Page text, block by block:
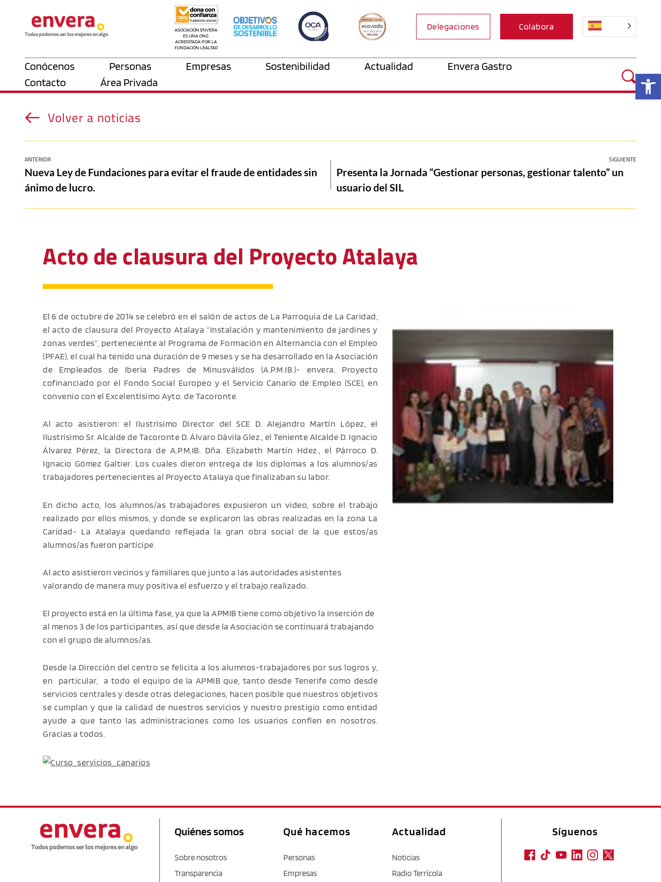
ASOCIACIÓN ENVERA
ES UNA ONG
ACREDITADA POR LA
FUNDACIÓN LEALTAD
Delegaciones Colabora
Conócenos Personas Empresas Sostenibilidad Actualidad
Envera Gastro
Contacto
Área Privada
Volver a noticias
ANTERIOR SIGUIENTE
Nueva Ley de Fundaciones para evitar el fraude de entidades sin
ánimo de lucro.
Presenta la Jornada “Gestionar personas, gestionar talento” un
usuario del SIL
Acto de clausura del Proyecto Atalaya
El 6 de octubre de 2014 se celebró en el salón de actos de La Parroquia de La Caridad,
el acto de clausura del Proyecto Atalaya “Instalación y mantenimiento de jardines y
zonas verdes”, perteneciente al Programa de Formación en Alternancia con el Empleo
(PFAE), el cual ha tenido una duración de 9 meses y se ha desarrollado en la Asociación
de Empleados de Iberia Padres de Minusválidos (A.P.M.IB.)- envera. Proyecto
cofinanciado por el Fondo Social Europeo y el Servicio Canario de Empleo (SCE), en
convenio con el Excelentísimo Ayto. de Tacoronte.
Al acto asistieron: el Ilustrísimo Director del SCE D. Alejandro Martín López, el
Ilustrísimo Sr. Alcalde de Tacoronte D. Álvaro Dávila Glez., el Teniente Alcalde D. Ignacio
Álvarez Pérez, la Directora de A.P.M.IB. Dña. Elizabeth Martín Hdez., el Párroco D.
Ignacio Gómez Galtier. Los cuales dieron entrega de los diplomas a los alumnos/as
trabajadores pertenecientes al Proyecto Atalaya que finalizaban su labor.
En dicho acto, los alumnos/as trabajadores expusieron un video, sobre el trabajo
realizado por ellos mismos, y donde se explicaron las obras realizadas en la zona La
Caridad- La Atalaya quedando reflejada la gran obra social de la que estos/as
alumnos/as fueron partícipe.
Al acto asistieron vecinos y familiares que junto a las autoridades asistentes
valorando de manera muy positiva el esfuerzo y el trabajo realizado.
El proyecto está en la última fase, ya que la APMIB tiene como objetivo la inserción de
al menos 3 de los participantes, así que desde la Asociación se continuará trabajando
con el grupo de alumnos/as.
Desde la Dirección del centro se felicita a los alumnos-trabajadores por sus logros y,
en particular, a todo el equipo de la APMIB que, tanto desde Tenerife como desde
servicios centrales y desde otras delegaciones, hacen posible que nuestros objetivos
se cumplan y que la calidad de nuestros servicios y nuestro prestigio como entidad
ayude a que tanto las administraciones como los usuarios confíen en nosotros.
Gracias a todos.
Quiénes somos
Sobre nosotros
Transparencia
Qué hacemos
Personas
Empresas
Actualidad
Noticias
Radio Terrícola
Síguenos